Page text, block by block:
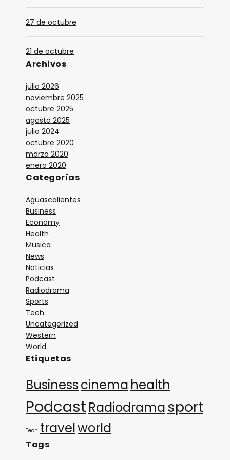
5. Django-Reinhardt-Nuages
6. Ecos Mios
05:00
2. Identificación
06:00
2. Identificación
3. Título
4. Título
07:00
2. Ecos Míos
08:00
3. RFI
A LAS 9 21
2. Jazz
3. Título
27 de octubre
21 de octubre
Archivos
julio 2026
noviembre 2025
octubre 2025
agosto 2025
julio 2024
octubre 2020
marzo 2020
enero 2020
Categorías
Aguascalientes
Business
Economy
Health
Musica
News
Noticias
Podcast
Radiodrama
Sports
Tech
Uncategorized
Western
World
Etiquetas
Businesscinema health
Podcast Radiodramasport
Tech travelworld
Tags